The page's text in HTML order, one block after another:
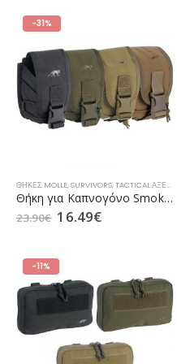
-31%
ΘΉΚΕΣ MOLLE,SURVIVORS,TACTICAL ΑΞΕΣΟΥΆΡ
Θήκη για Καπνογόνο Smoke Pouch (TT 7775) της Tasmanian Tiger (σε 4 Χρώματα)
23.90€ 16.49€
-11%